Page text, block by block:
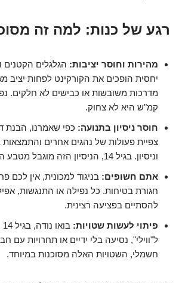
רגע של כנות: למה זה
מהירות וחוסר יציבות: הגלגלים הקטנים
יחסית הופכים את הקורקינט לפחות יציב
קמ"ש היא לא צחוק.
חוסר ניסיון בתנועה: כפי שאמרנו, הבנת
צפיית פעולות של נהגים אחרים והתמצאות
וניסיון. בגיל 14, הניסיון הזה מוגבל מטבע הדברים.
אתם חשופים: בניגוד למכונית, אין לכם
חגורת בטיחות. כל נפילה או התנגשות,
להסתיים בפציעה רצינית.
פיתוי לעשות שטויות:
ל"ווילי", נסיעה בלי ידיים או תחרויות עם
חשמלי, השטויות האלה מסוכנות במיוחד.